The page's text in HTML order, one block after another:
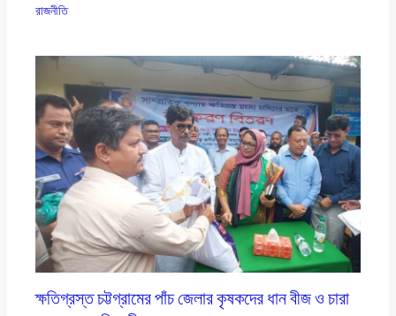
রাজনীতি
ক্ষতিগ্রস্ত চট্টগ্রামের পাঁচ জেলার কৃষকদের ধান বীজ ও চারা